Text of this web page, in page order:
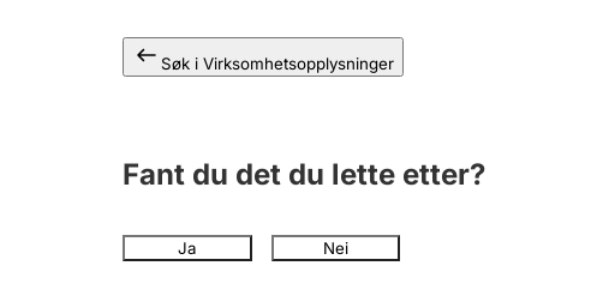
Søk i Virksomhetsopplysninger
Fant du det du lette etter?
Ja Nei